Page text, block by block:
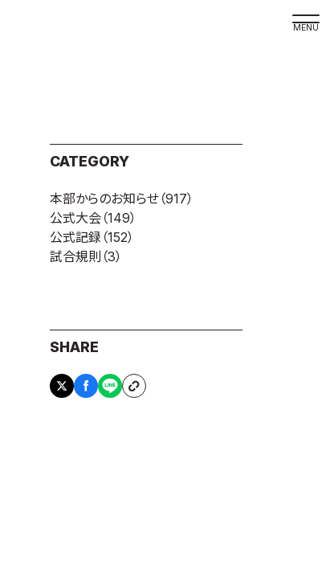
CATEGORY
本部からのお知らせ （917）
公式大会 （149）
公式記録 （152）
試合規則 （3）
SHARE